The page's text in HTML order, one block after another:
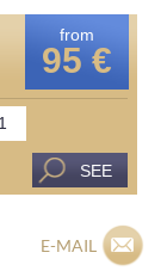
from
95 €
SEE
E-MAIL